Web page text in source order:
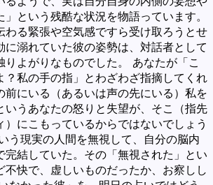
という残酷な状況を物語っています。
わる緊張や空気感ですら受け取ろうとせ
に溺れていた彼の姿勢は、対話者として
りよがりなものでした。 あなたが「こ
？私の手の指」とわざわざ指摘してくれ
前にいる（あるいは声の先にいる）私を
いうあなたの怒りと失望が、そこ（指先
）にこもっているからではないでしょう
う現実の人間を無視して、自分の脳内
完結していた。その「無視された」とい
不快で、虚しいものだったか、お察しし